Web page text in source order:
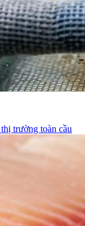
trường toàn cầu